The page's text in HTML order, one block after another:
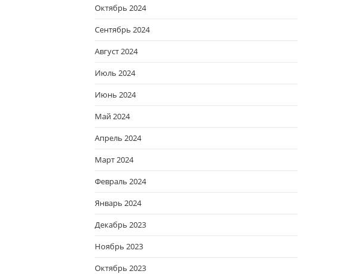
Октябрь 2024
Сентябрь 2024
Август 2024
Июль 2024
Июнь 2024
Май 2024
Апрель 2024
Март 2024
Февраль 2024
Январь 2024
Декабрь 2023
Ноябрь 2023
Октябрь 2023